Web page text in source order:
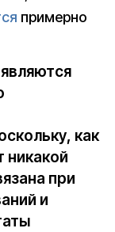
примерно
как
никакой
при
и